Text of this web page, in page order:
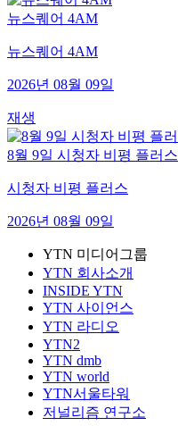
뉴스퀘어 4AM
뉴스퀘어 4AM
2026년 08월 09일
재생
8월 9일 시청자 비평 플러스
시청자 비평 플러스
2026년 08월 09일
YTN 미디어그룹
YTN 회사소개
INSIDE YTN
YTN 사이언스
YTN 라디오
YTN2
YTN dmb
YTN world
YTN서울타워
저널리즘 연구소